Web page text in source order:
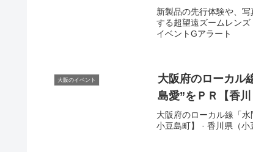
新製品の先行体験や、
する超望遠ズームレン
イベントGアラート
大阪のイベント 大阪府のローカル
島愛”をＰＲ【香
大阪府のローカル線「
小豆島町】 · 香川県（